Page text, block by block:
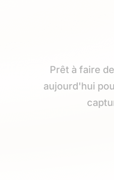
Prêt à faire
aujourd'hui